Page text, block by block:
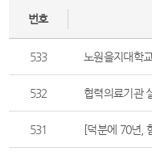
번호
533 노원을지대학
532 협력의료기관
531 [덕분에 70년,